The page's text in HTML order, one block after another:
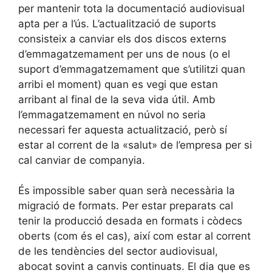
per mantenir tota la documentació audiovisual
apta per a l’ús. L’actualització de suports
consisteix a canviar els dos discos externs
d’emmagatzemament per uns de nous (o el
suport d’emmagatzemament que s’utilitzi quan
arribi el moment) quan es vegi que estan
arribant al final de la seva vida útil. Amb
l’emmagatzemament en núvol no seria
necessari fer aquesta actualització, però sí
estar al corrent de la «salut» de l’empresa per si
cal canviar de companyia.
És impossible saber quan serà necessària la
migració de formats. Per estar preparats cal
tenir la producció desada en formats i còdecs
oberts (com és el cas), així com estar al corrent
de les tendències del sector audiovisual,
abocat sovint a canvis continuats. El dia que es